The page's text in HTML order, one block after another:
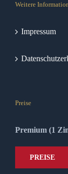
Weitere
Impressum
Preise
Premium (1
PREISE